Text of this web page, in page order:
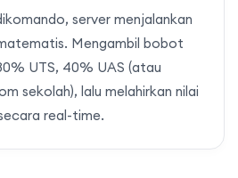
server menjalankan
Mengambil bobot
UTS, 40% UAS (atau
sekolah), lalu melahirkan nilai
real-time.